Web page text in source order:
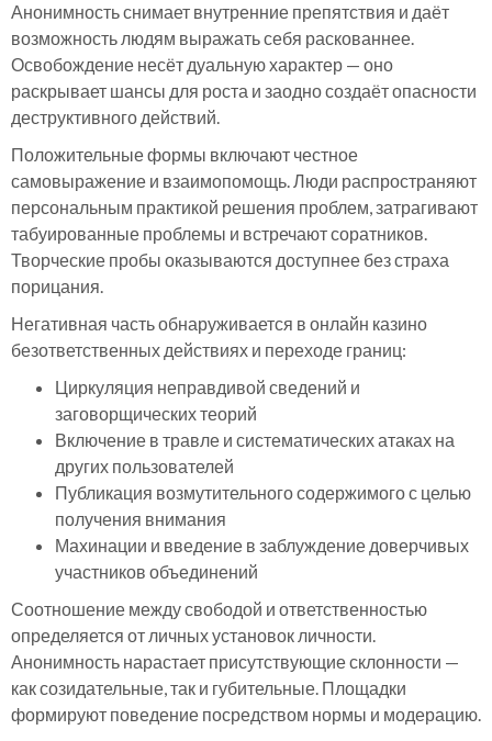
Анонимность снимает внутренние препятствия и даёт
возможность людям выражать себя раскованнее.
Освобождение несёт дуальную характер — оно
раскрывает шансы для роста и заодно создаёт опасности
деструктивного действий.
Положительные формы включают честное
самовыражение и взаимопомощь. Люди распространяют
персональным практикой решения проблем, затрагивают
табуированные проблемы и встречают соратников.
Творческие пробы оказываются доступнее без страха
порицания.
Негативная часть обнаруживается в онлайн казино
безответственных действиях и переходе границ:
Циркуляция неправдивой сведений и
заговорщических теорий
Включение в травле и систематических атаках на
других пользователей
Публикация возмутительного содержимого с целью
получения внимания
Махинации и введение в заблуждение доверчивых
участников объединений
Соотношение между свободой и ответственностью
определяется от личных установок личности.
Анонимность нарастает присутствующие склонности —
как созидательные, так и губительные. Площадки
формируют поведение посредством нормы и модерацию.